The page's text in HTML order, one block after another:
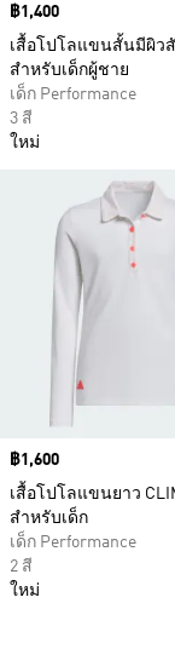
Price
฿1,400
เสื้อโปโลแขนสั้นมีผิว
สำหรับเด็กผู้ชาย
เด็ก Performance
3 สี
ใหม่
Price
฿1,600
เสื้อโปโลแขนยาว
สำหรับเด็ก
เด็ก Performance
2 สี
ใหม่